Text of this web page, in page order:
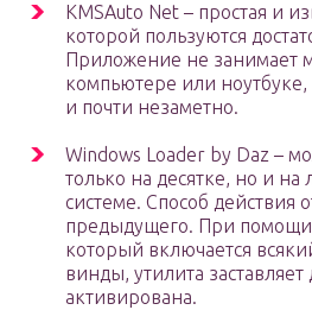
KMSAuto Net – простая и
которой пользуются
Приложение не занимает
компьютере или ноутбуке,
и почти незаметно.
Windows Loader by Daz –
только на десятке, но и на
системе. Способ действия
предыдущего. При помощи
который включается
винды, утилита
активирована.